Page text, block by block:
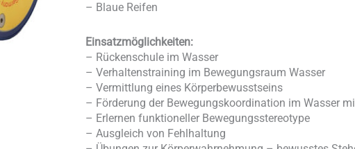
– Blaue Reifen
Einsatzmöglichkeiten:
– Rückenschule im Wasser
– Verhaltenstraining im Bewegungsraum Wasser
– Vermittlung eines Körperbewusstseins
– Förderung der Bewegungskoordination im Wasser
– Erlernen funktioneller Bewegungsstereotype
– Ausgleich von Fehlhaltung